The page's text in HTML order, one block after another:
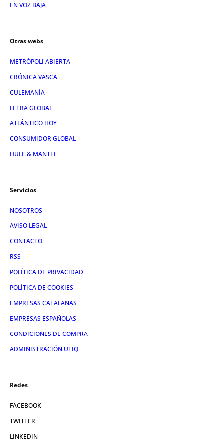
EN VOZ BAJA
Otras webs
METRÓPOLI ABIERTA
CRÓNICA VASCA
CULEMANÍA
LETRA GLOBAL
ATLÁNTICO HOY
CONSUMIDOR GLOBAL
HULE & MANTEL
Servicios
NOSOTROS
AVISO LEGAL
CONTACTO
RSS
POLÍTICA DE PRIVACIDAD
POLÍTICA DE COOKIES
EMPRESAS CATALANAS
EMPRESAS ESPAÑOLAS
CONDICIONES DE COMPRA
ADMINISTRACIÓN UTIQ
Redes
FACEBOOK
TWITTER
LINKEDIN